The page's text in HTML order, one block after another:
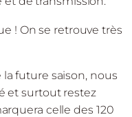
! On se retrouve très
future saison, nous
et surtout restez
celle des 120